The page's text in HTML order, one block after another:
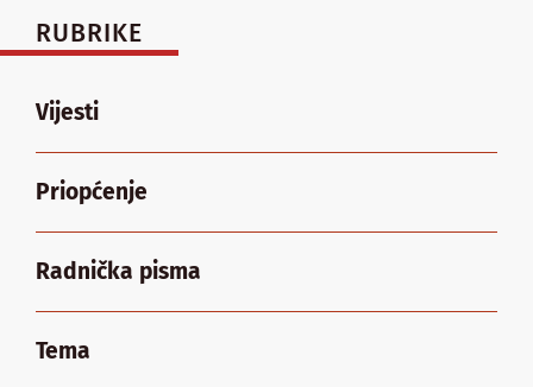
RUBRIKE
Vijesti
Priopćenje
Radnička pisma
Tema